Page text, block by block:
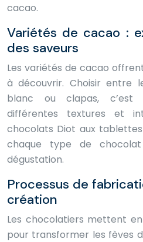
cacao.
Variétés de cacao :
des saveurs
Les variétés de cacao
à découvrir. Choisir entre
blanc ou clapas, c’est
différentes textures et
chocolats Diot aux
chaque type de
dégustation.
Processus de
création
Les chocolatiers mettent
pour transformer les fèves